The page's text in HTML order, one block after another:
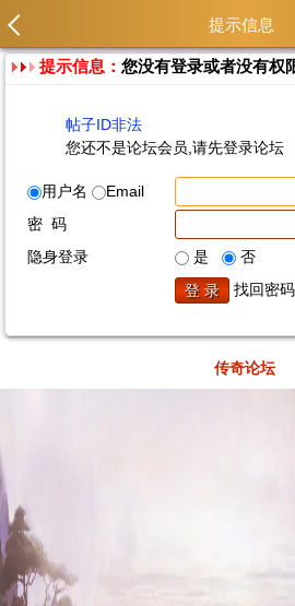
提示信息
提示信息：您没有登录或者没有权
帖子ID非法
您还不是论坛会员,请先登录论坛
用户名
Email
密 码
隐身登录
是
否
找回密码
传奇论坛